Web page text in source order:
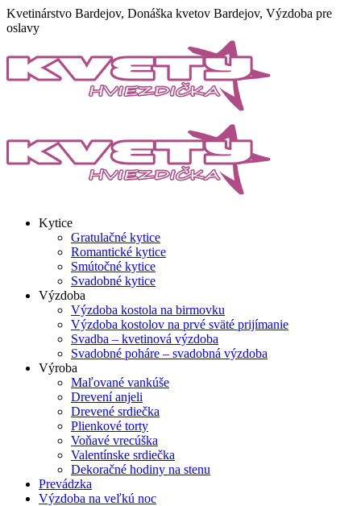
Skip
to
Kvetinárstvo Bardejov, Donáška kvetov Bardejov, Výzdoba pre
oslavy
Kytice
Gratulačné kytice
Romantické kytice
Smútočné kytice
Svadobné kytice
Výzdoba
Výzdoba kostola na birmovku
Výzdoba kostolov na prvé sväté prijímanie
Svadba – kvetinová výzdoba
Svadobné poháre – svadobná výzdoba
Výroba
Maľované vankúše
Drevení anjeli
Drevené srdiečka
Plienkové torty
Voňavé vrecúška
Valentínske srdiečka
Dekoračné hodiny na stenu
Prevádzka
Výzdoba na veľkú noc